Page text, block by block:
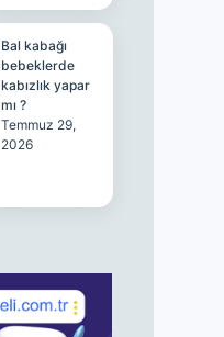
Bal kabağı
bebeklerde
kabızlık yapar
mı ?
Temmuz 29,
2026